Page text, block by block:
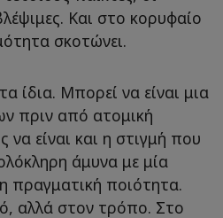
Και στο κορυφαίο
σκοτώνει.
ίδια. Μπορεί να είναι μια
πριν από ατομική
να είναι και η στιγμή που
άμυνα με μία
η πραγματική ποιότητα.
αλλά στον τρόπο. Στο